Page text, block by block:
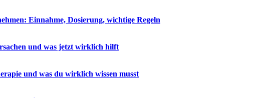
Einnahme, Dosierung, wichtige Regeln
und was jetzt wirklich hilft
und was du wirklich wissen musst